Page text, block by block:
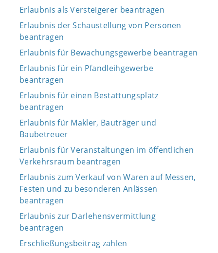
Erlaubnis als Versteigerer beantragen
Erlaubnis der Schaustellung von Personen
beantragen
Erlaubnis für Bewachungsgewerbe beantragen
Erlaubnis für ein Pfandleihgewerbe
beantragen
Erlaubnis für einen Bestattungsplatz
beantragen
Erlaubnis für Makler, Bauträger und
Baubetreuer
Erlaubnis für Veranstaltungen im öffentlichen
Verkehrsraum beantragen
Erlaubnis zum Verkauf von Waren auf Messen,
Festen und zu besonderen Anlässen
beantragen
Erlaubnis zur Darlehensvermittlung
beantragen
Erschließungsbeitrag zahlen